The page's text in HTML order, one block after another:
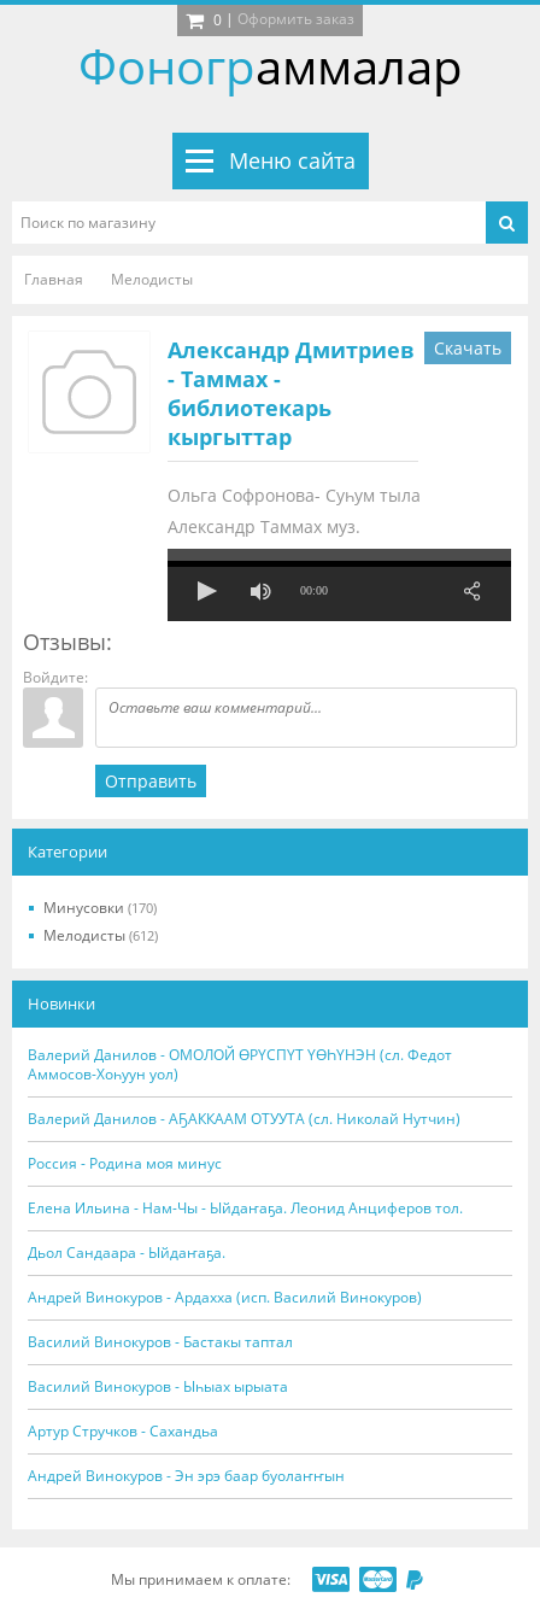
0 | Оформить заказ
Фонограммалар
Меню сайта
Главная Мелодисты
Александр Дмитриев
- Таммах -
библиотекарь
кыргыттар
Скачать
Ольга Софронова- Суһум тыла
Александр Таммах муз.
00:00
Отзывы:
Войдите:
Отправить
Категории
Минусовки (170)
Мелодисты (612)
Новинки
Валерий Данилов - ОМОЛОЙ ӨРҮСПҮТ ҮӨҺҮНЭН (сл. Федот
Аммосов-Хоһуун уол)
Валерий Данилов - АҔАККААМ ОТУУТА (сл. Николай Нутчин)
Россия - Родина моя минус
Елена Ильина - Нам-Чы - Ыйдаҥаҕа. Леонид Анциферов тол.
Дьол Сандаара - Ыйдаҥаҕа.
Андрей Винокуров - Ардахха (исп. Василий Винокуров)
Василий Винокуров - Бастакы таптал
Василий Винокуров - Ыһыах ырыата
Артур Стручков - Сахандьа
Андрей Винокуров - Эн эрэ баар буолаҥҥын
Мы принимаем к оплате: